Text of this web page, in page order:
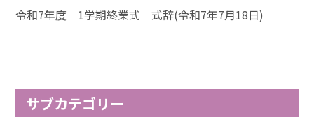
令和7年度 1学期終業式 式辞(令和7年7月18日)
サブカテゴリー